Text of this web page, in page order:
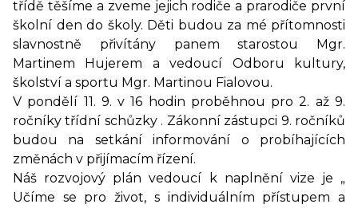
třídě těšíme a zveme jejich rodiče a prarodiče první
školní den do školy. Děti budou za mé přítomnosti
slavnostně přivítány panem starostou Mgr.
Martinem Hujerem a vedoucí Odboru kultury,
školství a sportu Mgr. Martinou Fialovou.
V pondělí 11. 9. v 16 hodin proběhnou pro 2. až 9.
ročníky třídní schůzky . Zákonní zástupci 9. ročníků
budou na setkání informování o probíhajících
změnách v přijímacím řízení.
Náš rozvojový plán vedoucí k naplnění vize je „
Učíme se pro život, s individuálním přístupem a